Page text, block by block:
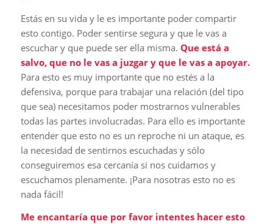
Estás en su vida y le es importante poder compartir
esto contigo. Poder sentirse segura y que le vas a
escuchar y que puede ser ella misma. Que está a
salvo, que no le vas a juzgar y que le vas a apoyar.
Para esto es muy importante que no estés a la
defensiva, porque para trabajar una relación (del tipo
que sea) necesitamos poder mostrarnos vulnerables
todas las partes involucradas. Para ello es importante
entender que esto no es un reproche ni un ataque, es
la necesidad de sentirnos escuchadas y sólo
conseguiremos esa cercanía si nos cuidamos y
escuchamos plenamente. ¡Para nosotras esto no es
nada fácil!
Me encantaría que por favor intentes hacer esto